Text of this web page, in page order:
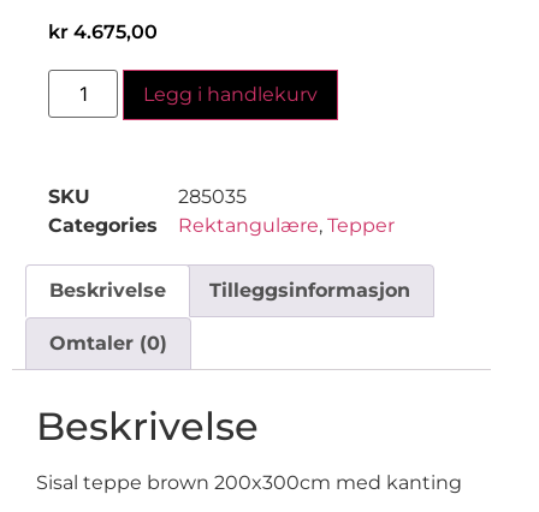
kr 4.675,00
Legg i handlekurv
SKU
285035
Categories
Rektangulære, Tepper
Beskrivelse Tilleggsinformasjon
Omtaler (0)
Beskrivelse
Sisal teppe brown 200x300cm med kanting